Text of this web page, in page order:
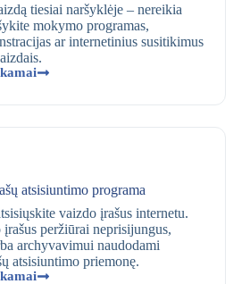
tiesiai naršyklėje – nereikia
mokymo programas,
ar internetinius susitikimus
atsisiuntimo programa
vaizdo įrašus internetu.
peržiūrai neprisijungus,
archyvavimui naudodami
atsisiuntimo priemonę.